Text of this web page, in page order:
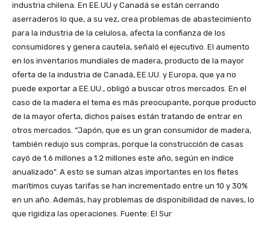
industria chilena. En EE.UU y Canadá se están cerrando
aserraderos lo que, a su vez, crea problemas de abastecimiento
para la industria de la celulosa, afecta la confianza de los
consumidores y genera cautela, señaló el ejecutivo. El aumento
en los inventarios mundiales de madera, producto de la mayor
oferta de la industria de Canadá, EE.UU. y Europa, que ya no
puede exportar a EE.UU., obligó a buscar otros mercados. En el
caso de la madera el tema es más preocupante, porque producto
de la mayor oferta, dichos países están tratando de entrar en
otros mercados. “Japón, que es un gran consumidor de madera,
también redujo sus compras, porque la construcción de casas
cayó de 1.6 millones a 1.2 millones este año, según en índice
anualizado”. A esto se suman alzas importantes en los fletes
marítimos cuyas tarifas se han incrementado entre un 10 y 30%
en un año. Además, hay problemas de disponibilidad de naves, lo
que rigidiza las operaciones. Fuente: El Sur